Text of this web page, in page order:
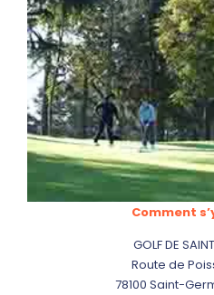
Comment
GOLF DE
Route de
78100 Saint-